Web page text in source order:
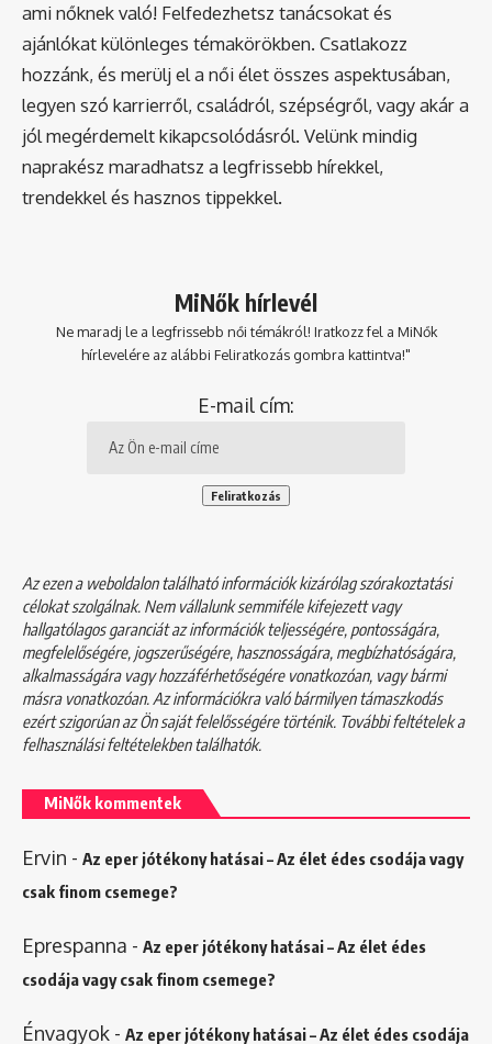
ami nőknek való! Felfedezhetsz tanácsokat és
ajánlókat különleges témakörökben. Csatlakozz
hozzánk, és merülj el a női élet összes aspektusában,
legyen szó karrierről, családról, szépségről, vagy akár a
jól megérdemelt kikapcsolódásról. Velünk mindig
naprakész maradhatsz a legfrissebb hírekkel,
trendekkel és hasznos tippekkel.
MiNők hírlevél
Ne maradj le a legfrissebb női témákról! Iratkozz fel a MiNők
hírlevelére az alábbi Feliratkozás gombra kattintva!"
E-mail cím:
Az ezen a weboldalon található információk kizárólag szórakoztatási
célokat szolgálnak. Nem vállalunk semmiféle kifejezett vagy
hallgatólagos garanciát az információk teljességére, pontosságára,
megfelelőségére, jogszerűségére, hasznosságára, megbízhatóságára,
alkalmasságára vagy hozzáférhetőségére vonatkozóan, vagy bármi
másra vonatkozóan. Az információkra való bármilyen támaszkodás
ezért szigorúan az Ön saját felelősségére történik. További feltételek a
felhasználási feltételekbentalálhatók.
MiNők kommentek
Ervin - Az eper jótékony hatásai – Az élet édes csodája vagy
csak finom csemege?
Eprespanna - Az eper jótékony hatásai – Az élet édes
csodája vagy csak finom csemege?
Énvagyok - Az eper jótékony hatásai – Az élet édes csodája